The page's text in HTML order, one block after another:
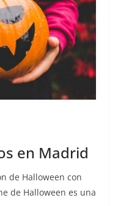
en Madrid
de Halloween con
de Halloween es una